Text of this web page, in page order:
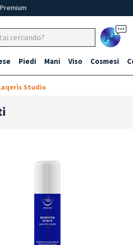
Ai
Piedi Mani Viso Cosmesi
Studio